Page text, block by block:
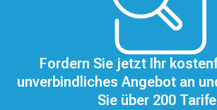
Fordern Sie jetzt Ihr
unverbindliches Angebot an
Sie über 200